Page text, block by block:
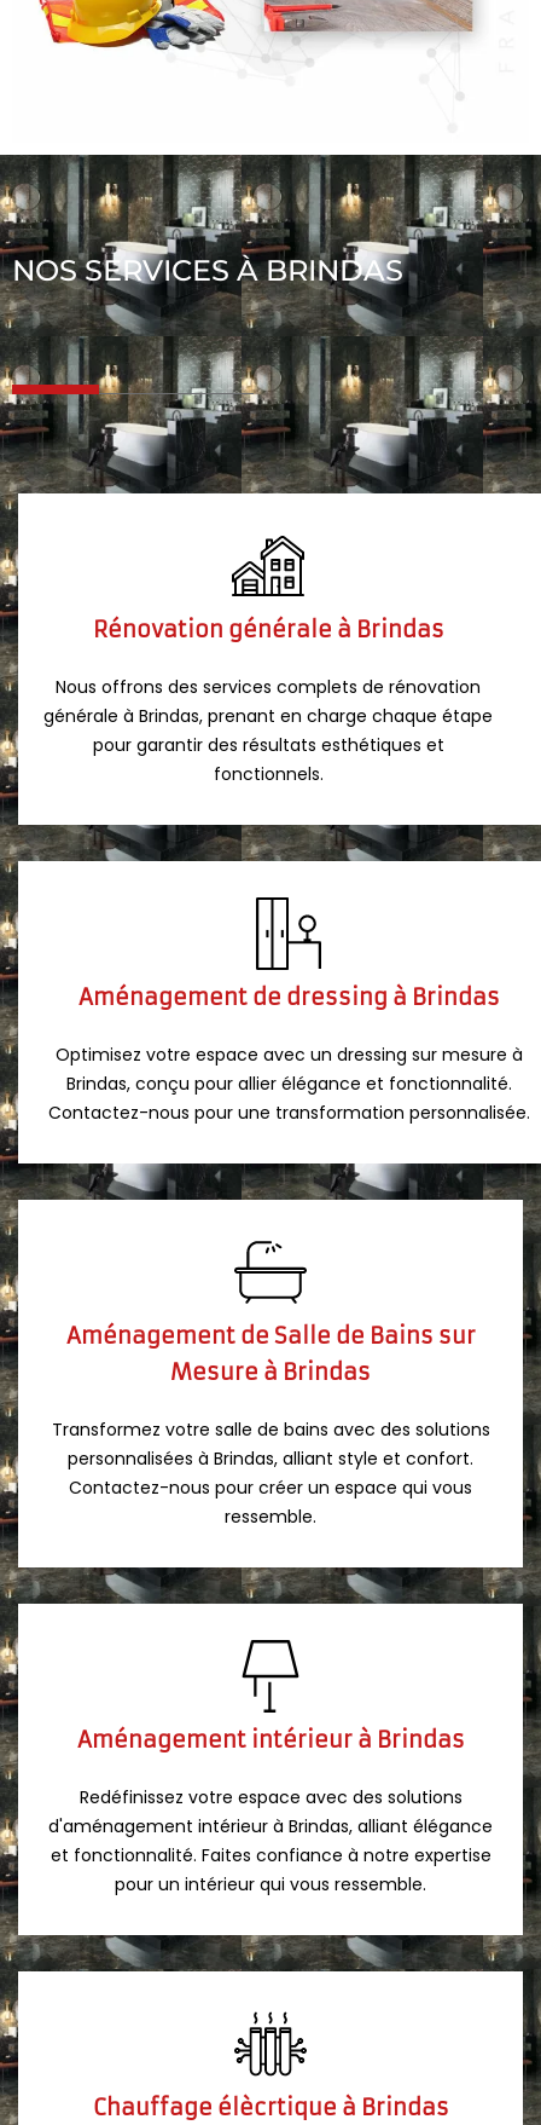
NOS SERVICES À BRINDAS
Rénovation générale à Brindas
Nous offrons des services complets de rénovation
générale à Brindas, prenant en charge chaque étape
pour garantir des résultats esthétiques et
fonctionnels.
Aménagement de dressing à Brindas
Optimisez votre espace avec un dressing sur mesure à
Brindas, conçu pour allier élégance et fonctionnalité.
Contactez-nous pour une transformation personnalisée.
Aménagement de Salle de Bains sur
Mesure à Brindas
Transformez votre salle de bains avec des solutions
personnalisées à Brindas, alliant style et confort.
Contactez-nous pour créer un espace qui vous
ressemble.
Aménagement intérieur à Brindas
Redéfinissez votre espace avec des solutions
d'aménagement intérieur à Brindas, alliant élégance
et fonctionnalité. Faites confiance à notre expertise
pour un intérieur qui vous ressemble.
Chauffage élècrtique à Brindas